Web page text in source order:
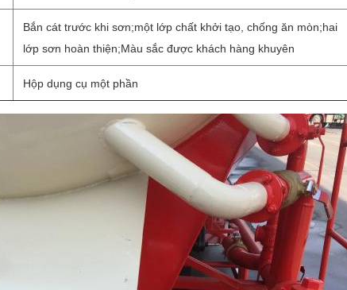
Bắn cát trước khi sơn;một lớp chất khởi tạo, chống ăn mòn;hai
lớp sơn hoàn thiện;Màu sắc được khách hàng khuyên
Hộp dụng cụ một phần